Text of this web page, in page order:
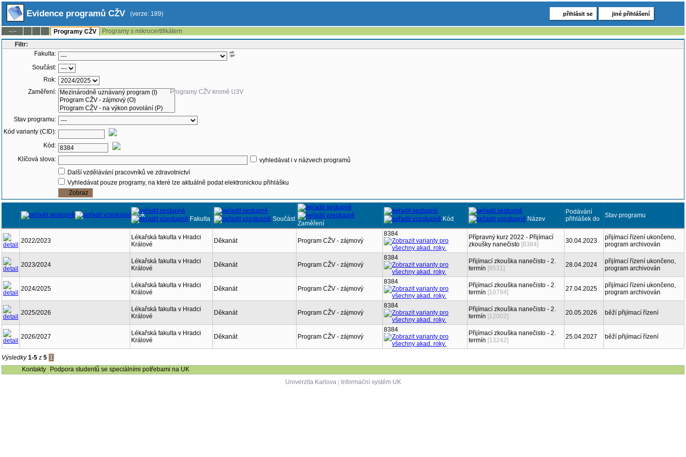
Evidence programů CŽV (verze: 189) přihlásit se jiné přihlášení
--:-- Programy CŽV
Programy s mikrocertifikátem
Filtr:
Fakulta:
Součást:
Rok:
Zaměření:
Programy CŽV kromě U3V
Stav programu:
Kód varianty (CID):
Kód:
Klíčová slova:
vyhledávat i v názvech programů
Další vzdělávání pracovníků ve zdravotnictví
Vyhledávat pouze programy, na které lze aktuálně podat elektronickou přihlášku
Rok
Fakulta Součást
Zaměření
Kód Název
Podávání
přihlášek do
Stav programu
2022/2023
Lékařská fakulta v Hradci
Králové
Děkanát Program CŽV - zájmový
8384
Přípravný kurz 2022 - Přijímací
zkoušky nanečisto [8384] 30.04.2023
přijímací řízení ukončeno,
program archivován
2023/2024
Lékařská fakulta v Hradci
Králové
Děkanát Program CŽV - zájmový
8384
Přijímací zkouška nanečisto - 2.
termín [9531] 28.04.2024
přijímací řízení ukončeno,
program archivován
2024/2025
Lékařská fakulta v Hradci
Králové
Děkanát Program CŽV - zájmový
8384
Přijímací zkouška nanečisto - 2.
termín [10794] 27.04.2025
přijímací řízení ukončeno,
program archivován
2025/2026
Lékařská fakulta v Hradci
Králové
Děkanát Program CŽV - zájmový
8384
Přijímací zkouška nanečisto - 2.
termín [12002] 20.05.2026 běží přijímací řízení
2026/2027
Lékařská fakulta v Hradci
Králové
Děkanát Program CŽV - zájmový
8384
Přijímací zkouška nanečisto - 2.
termín [13242] 25.04.2027 běží přijímací řízení
Výsledky1-5 z 5 1
Kontakty
Podpora studentů se speciálními potřebami na UK
Univerzita Karlova| Informační systém UK